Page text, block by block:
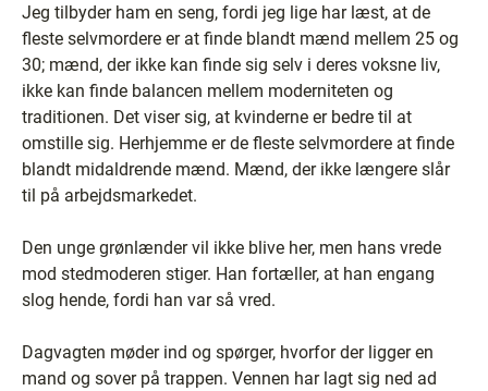
Jeg tilbyder ham en seng, fordi jeg lige har læst, at de
fleste selvmordere er at finde blandt mænd mellem 25 og
30; mænd, der ikke kan finde sig selv i deres voksne liv,
ikke kan finde balancen mellem moderniteten og
traditionen. Det viser sig, at kvinderne er bedre til at
omstille sig. Herhjemme er de fleste selvmordere at finde
blandt midaldrende mænd. Mænd, der ikke længere slår
til på arbejdsmarkedet.
Den unge grønlænder vil ikke blive her, men hans vrede
mod stedmoderen stiger. Han fortæller, at han engang
slog hende, fordi han var så vred.
Dagvagten møder ind og spørger, hvorfor der ligger en
mand og sover på trappen. Vennen har lagt sig ned ad